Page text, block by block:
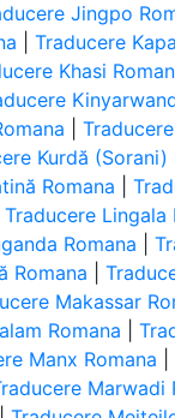
Jingpo
|Traducere
Khasi
|
Kurdă (Sorani)
Romana |
|Traducere Lingala
Romana |
Romana |
Makassar
Romana |
Manx Romana |
Marwadi